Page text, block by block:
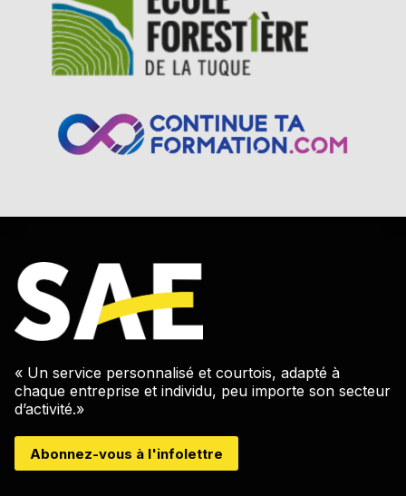
culturelle, etc.);
Les organismes parapublics provinciaux et
fédéraux (Investissement-Québec, Hydro-
Les établissements de formation privés et publics
(centres de services scolaires, écoles, collèges,
sociaux;
entreprise ou d’un organisme dont les activités
pourraient porter à controverse et avec lesquelles
le ministère ne peut être associé (ex : caractère
religieux, production de cannabis à des fins
récréatives, débit de boisson, etc.);
« Un service personnalisé et courtois, adapté à
chaque entreprise et individu, peu importe son secteur
d’activité.»
Abonnez-vous à l'infolettre